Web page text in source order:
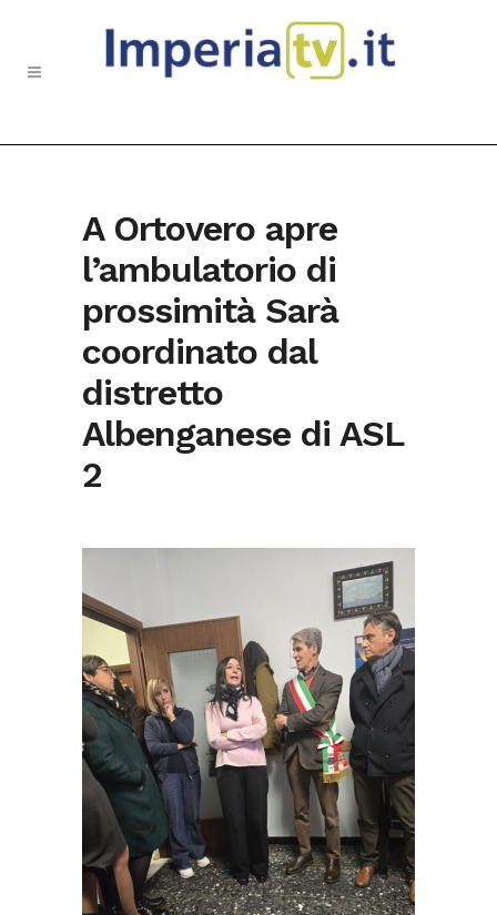
A Ortovero apre
l’ambulatorio di
prossimità Sarà
coordinato dal
distretto
Albenganese di ASL
2